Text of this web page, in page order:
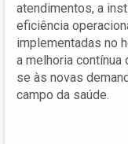
atendimentos, a
eficiência
implementadas no
a melhoria
se às novas
campo da saúde.